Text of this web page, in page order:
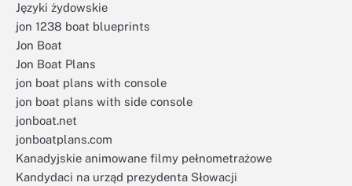
Języki żydowskie
jon 1238 boat blueprints
Jon Boat
Jon Boat Plans
jon boat plans with console
jon boat plans with side console
jonboat.net
jonboatplans.com
Kanadyjskie animowane filmy pełnometrażowe
Kandydaci na urząd prezydenta Słowacji